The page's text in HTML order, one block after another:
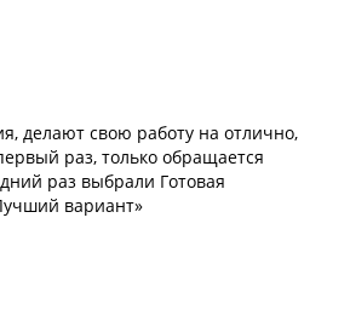
делают свою работу на отлично,
раз, только обращается
раз выбрали Готовая
вариант»